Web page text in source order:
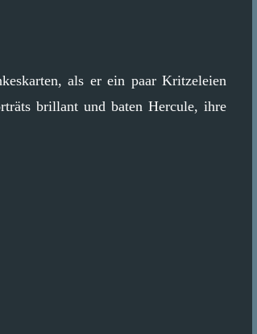
als er ein paar Kritzeleien
brillant und baten Hercule, ihre